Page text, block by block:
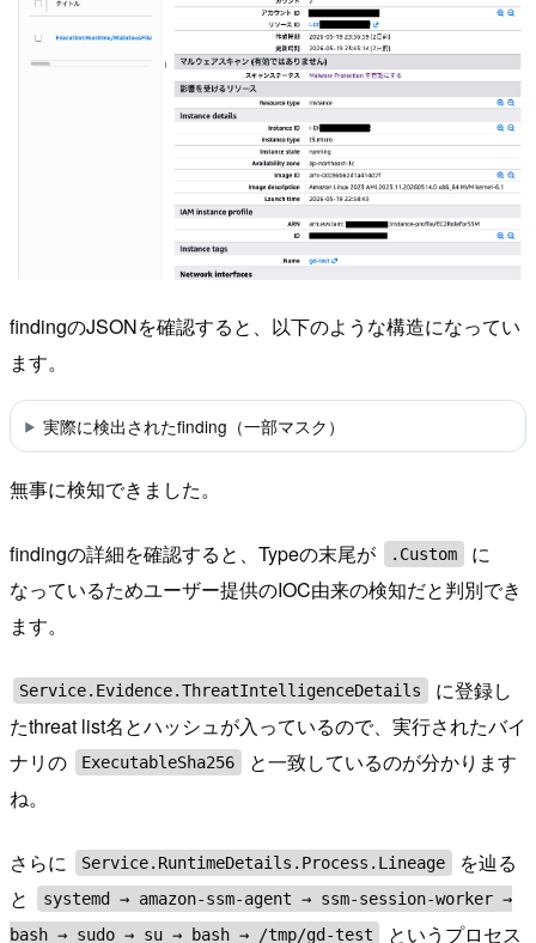
findingのJSONを確認すると、以下のような構造になってい
ます。
実際に検出されたfinding（一部マスク）
無事に検知できました。
findingの詳細を確認すると、Typeの末尾が .Custom
に
なっているためユーザー提供のIOC由来の検知だと判別でき
ます。
Service.Evidence.ThreatIntelligenceDetails
に登録し
たthreat list名とハッシュが入っているので、実行されたバイ
ナリの
ExecutableSha256
と一致しているのが分かります
ね。
さらに Service.RuntimeDetails.Process.Lineage
を辿る
と
systemd → amazon-ssm-agent → ssm-session-worker →
bash → sudo → su → bash → /tmp/gd-test
というプロセス